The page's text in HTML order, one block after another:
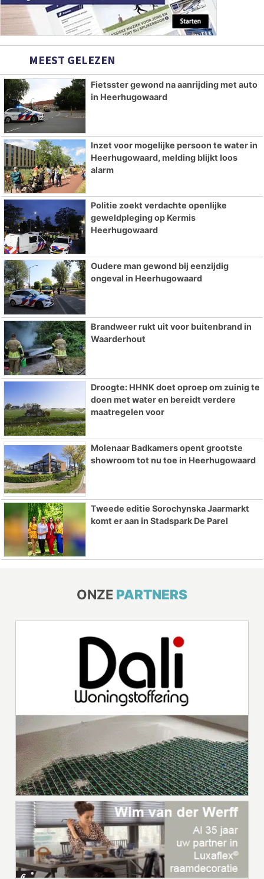
MEEST GELEZEN
Fietsster gewond na aanrijding met auto
in Heerhugowaard
Inzet voor mogelijke persoon te water in
Heerhugowaard, melding blijkt loos
alarm
Politie zoekt verdachte openlijke
geweldpleging op Kermis
Heerhugowaard
Oudere man gewond bij eenzijdig
ongeval in Heerhugowaard
Brandweer rukt uit voor buitenbrand in
Waarderhout
Droogte: HHNK doet oproep om zuinig te
doen met water en bereidt verdere
maatregelen voor
Molenaar Badkamers opent grootste
showroom tot nu toe in Heerhugowaard
Tweede editie Sorochynska Jaarmarkt
komt er aan in Stadspark De Parel
ONZE PARTNERS